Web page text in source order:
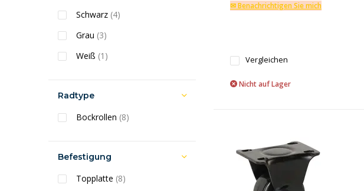
✉ Benachrichtigen Sie mich
Vergleichen
Nicht auf Lager
Schwarz (4)
Grau (3)
Weiß (1)
Radtype
Bockrollen (8)
Befestigung
Topplatte (8)